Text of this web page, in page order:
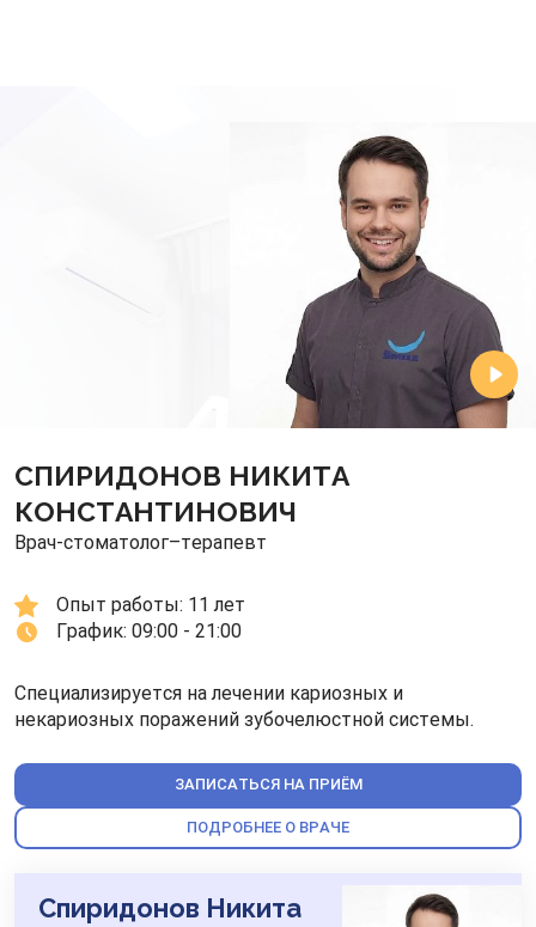
СПИРИДОНОВ НИКИТА
КОНСТАНТИНОВИЧ
Врач-стоматолог–терапевт
Опыт работы: 11 лет
График: 09:00 - 21:00
Специализируется на лечении кариозных и
некариозных поражений зубочелюстной системы.
ЗАПИСАТЬСЯ НА ПРИЁМ
ПОДРОБНЕЕ О ВРАЧЕ
Спиридонов Никита